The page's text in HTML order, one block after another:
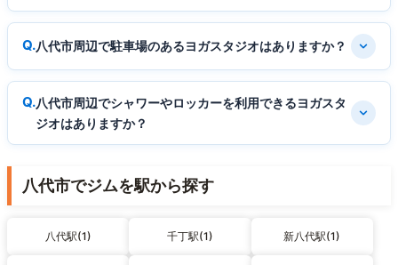
八代市周辺で駐車場のあるヨガスタジオはありますか？
八代市周辺でシャワーやロッカーを利用できるヨガスタ
ジオはありますか？
八代市でジムを駅から探す
八代駅(1) 千丁駅(1) 新八代駅(1)